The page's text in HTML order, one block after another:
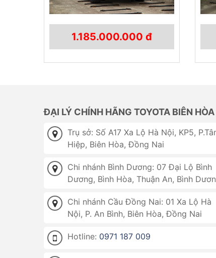
1.185.000.000 đ
ĐẠI LÝ CHÍNH HÃNG TOYOTA BIÊN HÒA
Trụ sở: Số A17 Xa Lộ Hà Nội, KP5,
Hiệp, Biên Hòa, Đồng Nai
Chi nhánh Bình Dương: 07 Đại Lộ Bình
Dương, Bình Hòa, Thuận An, Bình
Chi nhánh Cầu Đồng Nai: 01 Xa Lộ Hà
Nội, P. An Bình, Biên Hòa, Đồng Nai
Hotline: 0971 187 009